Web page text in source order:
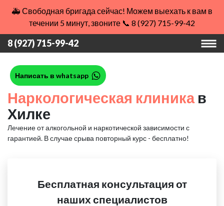
🚑 Свободная бригада сейчас! Можем выехать к вам в
течении 5 минут, звоните 📞 8 (927) 715-99-42
8 (927) 715-99-42
Написать в whatsapp
Наркологическая клиникав
Хилке
Лечение от алкогольной и наркотической зависимости с
гарантией. В случае срыва повторный курс - бесплатно!
Бесплатная консультация от
наших специалистов